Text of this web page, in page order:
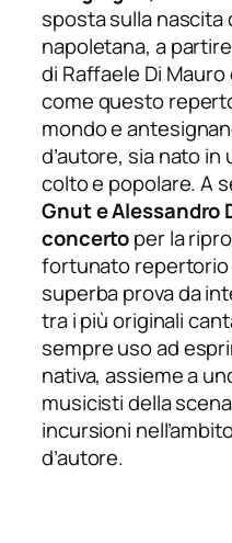
sposta sulla nascita
napoletana, a
di Raffaele Di
come questo
mondo e
d’autore, sia nato
colto e popolare. A
Gnut e Alessandro
concertoper la
fortunato repertorio
superba prova da
tra i più originali
sempre uso ad
nativa, assieme a
musicisti della
incursioni
d’autore.